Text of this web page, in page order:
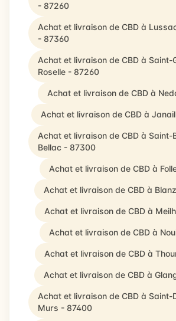
- 87260
Achat et livraison de CBD à
- 87360
Achat et livraison de CBD à Saint-
Roselle - 87260
Achat et livraison de CBD à
Achat et livraison de CBD à
Achat et livraison de CBD à Saint-
Bellac - 87300
Achat et livraison de CBD à
Achat et livraison de CBD à
Achat et livraison de CBD à
Achat et livraison de CBD à
Achat et livraison de CBD à
Achat et livraison de CBD à
Achat et livraison de CBD à Saint-
Murs - 87400